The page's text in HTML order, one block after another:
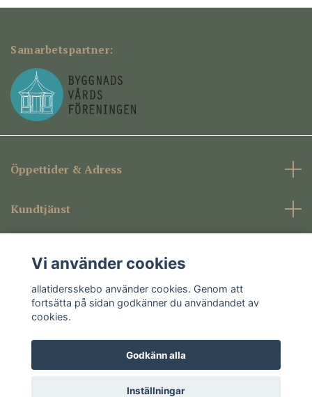
Samarbetspartner:
Öppettider & Adress
Kundtjänst
Sociala medier
© 2026 allatidersskebo
Vi använder cookies
allatidersskebo använder cookies. Genom att
fortsätta på sidan godkänner du användandet av
cookies.
Godkänn alla
Inställningar